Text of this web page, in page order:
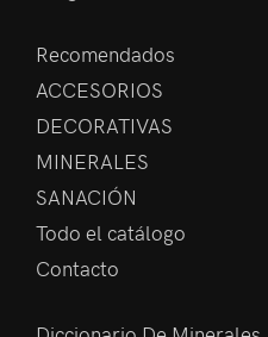
Recomendados
ACCESORIOS
DECORATIVAS
MINERALES
SANACIÓN
Todo el catálogo
Contacto